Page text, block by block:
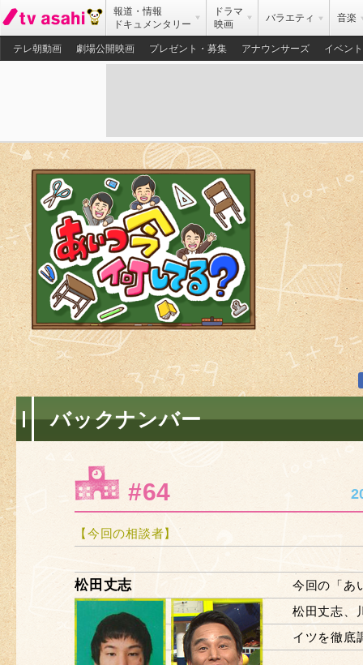
報道・情報
ドキュメンタリー
ドラマ
映画
バラエティ 音楽
テレ朝動画 劇場公開映画 プレゼント・募集 アナウンサーズ イベント
バックナンバー
#64
【今回の相談者】
松田丈志
今回の「あ
松田丈志、
イツを徹底